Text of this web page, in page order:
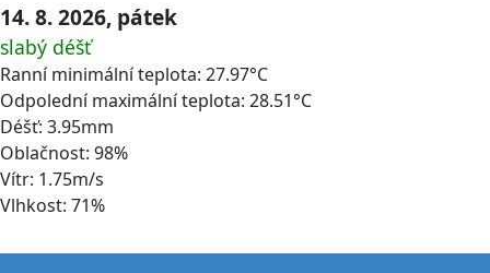
14. 8. 2026, pátek
slabý déšť
Ranní minimální teplota: 27.97°C
Odpolední maximální teplota: 28.51°C
Déšť: 3.95mm
Oblačnost: 98%
Vítr: 1.75m/s
Vlhkost: 71%